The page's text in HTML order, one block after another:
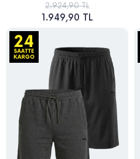
2.924,90 TL
1.949,90 TL